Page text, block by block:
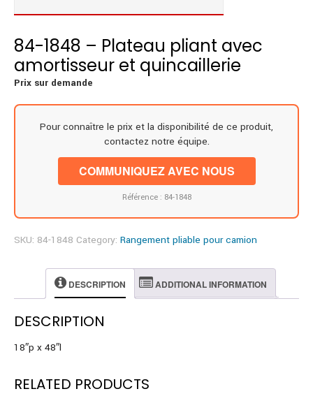
84-1848 – Plateau pliant avec
amortisseur et quincaillerie
Prix sur demande
Pour connaître le prix et la disponibilité de ce produit,
contactez notre équipe.
COMMUNIQUEZ AVEC NOUS
Référence : 84-1848
SKU: 84-1848 Category: Rangement pliable pour camion
DESCRIPTION ADDITIONAL INFORMATION
DESCRIPTION
18″p x 48″l
RELATED PRODUCTS